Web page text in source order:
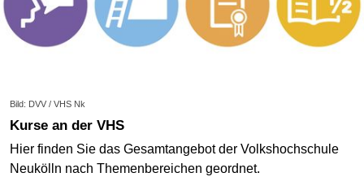
Bild: DVV / VHS Nk
Kurse an der VHS
Hier finden Sie das Gesamtangebot der Volkshochschule
Neukölln nach Themenbereichen geordnet.